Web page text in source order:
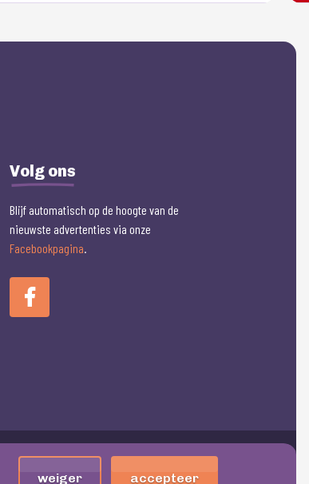
Transformers g1 Shockwave (1985)
Volg ons
Blijf automatisch op de hoogte van de
nieuwste advertenties via onze
Facebookpagina.
weiger accepteer